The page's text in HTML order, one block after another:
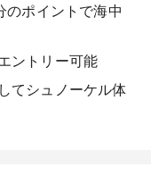
のポイントで海中
ントリー可能
てシュノーケル体